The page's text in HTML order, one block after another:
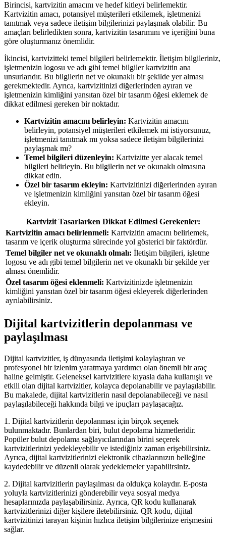
Birincisi, kartvizitin amacını ve hedef kitleyi belirlemektir.
Kartvizitin amacı, potansiyel müşterileri etkilemek, işletmenizi
tanıtmak veya sadece iletişim bilgilerinizi paylaşmak olabilir. Bu
amaçları belirledikten sonra, kartvizitin tasarımını ve içeriğini buna
göre oluşturmanız önemlidir.
İkincisi, kartvizitteki temel bilgileri belirlemektir. İletişim bilgileriniz,
işletmenizin logosu ve adı gibi temel bilgiler kartvizitin ana
unsurlarıdır. Bu bilgilerin net ve okunaklı bir şekilde yer alması
gerekmektedir. Ayrıca, kartvizitinizi diğerlerinden ayıran ve
işletmenizin kimliğini yansıtan özel bir tasarım öğesi eklemek de
dikkat edilmesi gereken bir noktadır.
Kartvizitin amacını belirleyin: Kartvizitin amacını
belirleyin, potansiyel müşterileri etkilemek mi istiyorsunuz,
işletmenizi tanıtmak mı yoksa sadece iletişim bilgilerinizi
paylaşmak mı?
Temel bilgileri düzenleyin: Kartvizitte yer alacak temel
bilgileri belirleyin. Bu bilgilerin net ve okunaklı olmasına
dikkat edin.
Özel bir tasarım ekleyin: Kartvizitinizi diğerlerinden ayıran
ve işletmenizin kimliğini yansıtan özel bir tasarım öğesi
ekleyin.
Kartvizit Tasarlarken Dikkat Edilmesi Gerekenler:
Kartvizitin amacı belirlenmeli: Kartvizitin amacını belirlemek,
tasarım ve içerik oluşturma sürecinde yol gösterici bir faktördür.
Temel bilgiler net ve okunaklı olmalı: İletişim bilgileri, işletme
logosu ve adı gibi temel bilgilerin net ve okunaklı bir şekilde yer
alması önemlidir.
Özel tasarım öğesi eklenmeli: Kartvizitinizde işletmenizin
kimliğini yansıtan özel bir tasarım öğesi ekleyerek diğerlerinden
ayrılabilirsiniz.
Dijital kartvizitlerin depolanması ve
paylaşılması
Dijital kartvizitler, iş dünyasında iletişimi kolaylaştıran ve
profesyonel bir izlenim yaratmaya yardımcı olan önemli bir araç
haline gelmiştir. Geleneksel kartvizitlere kıyasla daha kullanışlı ve
etkili olan dijital kartvizitler, kolayca depolanabilir ve paylaşılabilir.
Bu makalede, dijital kartvizitlerin nasıl depolanabileceği ve nasıl
paylaşılabileceği hakkında bilgi ve ipuçları paylaşacağız.
1. Dijital kartvizitlerin depolanması için birçok seçenek
bulunmaktadır. Bunlardan biri, bulut depolama hizmetleridir.
Popüler bulut depolama sağlayıcılarından birini seçerek
kartvizitlerinizi yedekleyebilir ve istediğiniz zaman erişebilirsiniz.
Ayrıca, dijital kartvizitlerinizi elektronik cihazlarınızın belleğine
kaydedebilir ve düzenli olarak yedeklemeler yapabilirsiniz.
2. Dijital kartvizitlerin paylaşılması da oldukça kolaydır. E-posta
yoluyla kartvizitlerinizi gönderebilir veya sosyal medya
hesaplarınızda paylaşabilirsiniz. Ayrıca, QR kodu kullanarak
kartvizitlerinizi diğer kişilere iletebilirsiniz. QR kodu, dijital
kartvizitinizi tarayan kişinin hızlıca iletişim bilgilerinize erişmesini
sağlar.